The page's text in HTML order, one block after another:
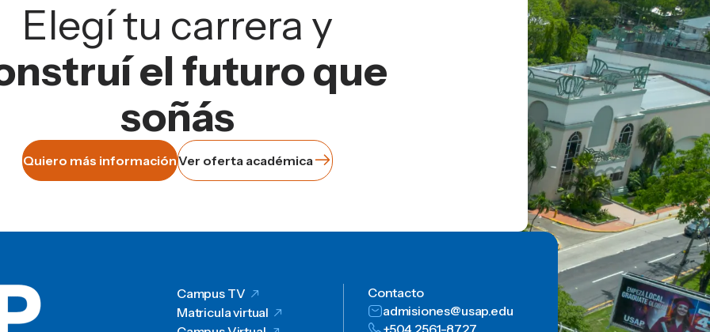
Elegí tu carrera y
el futuro que
soñás
Quiero más informaciónVer oferta académica
Campus TV
Matricula virtual
Contacto
admisiones@usap.edu